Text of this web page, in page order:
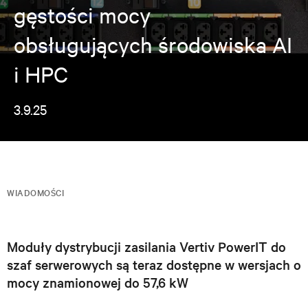
gęstości mocy
obsługujących środowiska AI
i HPC
3.9.25
WIADOMOŚCI
Moduły dystrybucji zasilania Vertiv PowerIT do
szaf serwerowych są teraz dostępne w wersjach o
mocy znamionowej do 57,6 kW